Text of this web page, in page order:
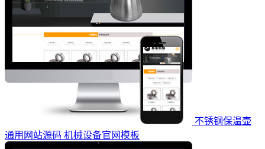
不锈钢保温壶
通用网站源码 机械设备官网模板